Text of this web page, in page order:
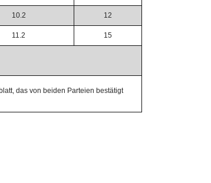
10.2 12
11.2 15
das von beiden Parteien bestätigt